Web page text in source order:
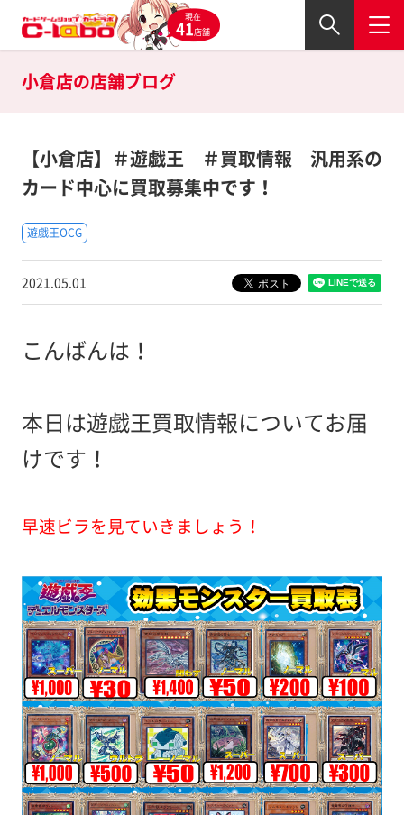
現在
41店舗
小倉店の店舗ブログ
【小倉店】＃遊戯王 ＃買取情報 汎用系の
カード中心に買取募集中です！
遊戯王OCG
2021.05.01
こんばんは！
本日は遊戯王買取情報についてお届
けです！
早速ビラを見ていきましょう！